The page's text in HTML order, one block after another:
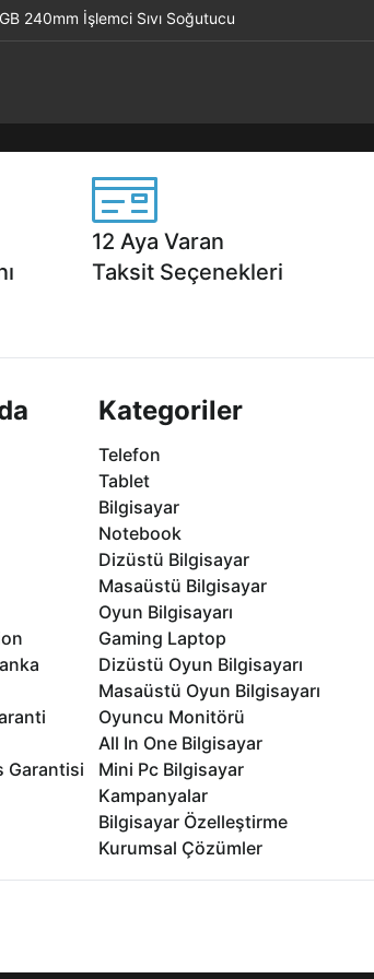
240mm İşlemci Sıvı Soğutucu
12 Aya Varan
Taksit Seçenekleri
Garantisi
Kategoriler
Telefon
Tablet
Bilgisayar
Notebook
Dizüstü Bilgisayar
Masaüstü Bilgisayar
Oyun Bilgisayarı
Gaming Laptop
Dizüstü Oyun Bilgisayarı
Masaüstü Oyun Bilgisayarı
Oyuncu Monitörü
All In One Bilgisayar
Mini Pc Bilgisayar
Kampanyalar
Bilgisayar Özelleştirme
Kurumsal Çözümler